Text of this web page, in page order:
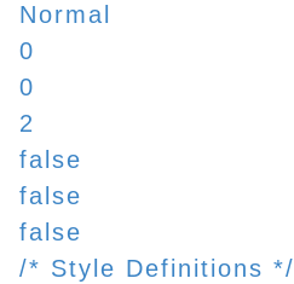
Normal
0
0
2
false
false
false
/* Style Definitions */